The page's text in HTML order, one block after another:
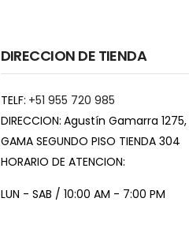
DIRECCION DE TIENDA
TELF: +51 955 720 985
DIRECCION: Agustín Gamarra 1275,
GAMA SEGUNDO PISO TIENDA 304
HORARIO DE ATENCION:
LUN - SAB / 10:00 AM - 7:00 PM